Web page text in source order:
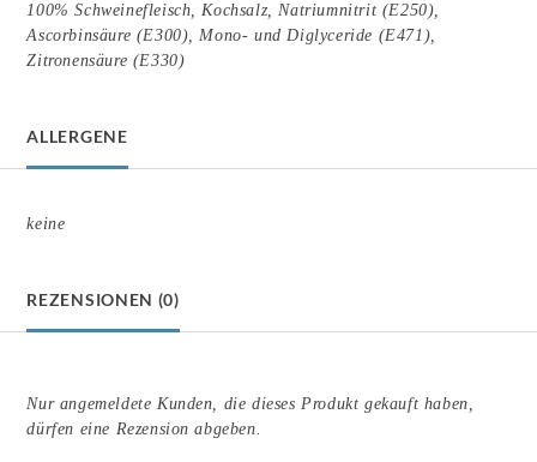
100% Schweinefleisch, Kochsalz, Natriumnitrit (E250),
Ascorbinsäure (E300), Mono- und Diglyceride (E471),
Zitronensäure (E330)
ALLERGENE
keine
REZENSIONEN (0)
Nur angemeldete Kunden, die dieses Produkt gekauft haben,
dürfen eine Rezension abgeben.